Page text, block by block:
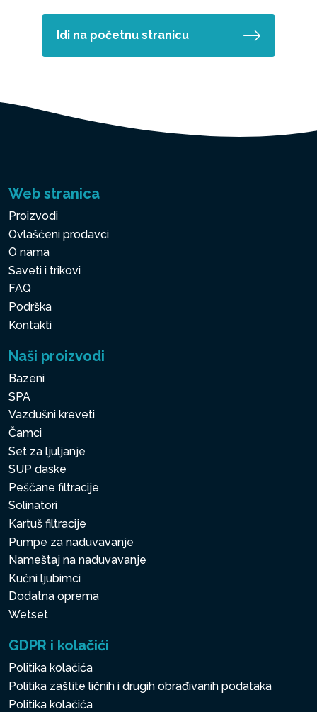
Idi na početnu stranicu
Web stranica
Proizvodi
Ovlašćeni prodavci
O nama
Saveti i trikovi
FAQ
Podrška
Kontakti
Naši proizvodi
Bazeni
SPA
Vazdušni kreveti
Čamci
Set za ljuljanje
SUP daske
Peščane filtracije
Solinatori
Kartuš filtracije
Pumpe za naduvavanje
Nameštaj na naduvavanje
Kućni ljubimci
Dodatna oprema
Wetset
GDPR i kolačići
Politika kolačića
Politika zaštite ličnih i drugih obrađivanih podataka
Politika kolačića